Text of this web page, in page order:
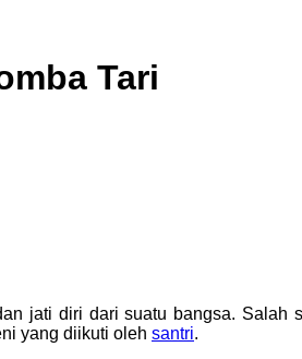
Tari
jati diri dari suatu bangsa. Salah
yang diikuti oleh santri.